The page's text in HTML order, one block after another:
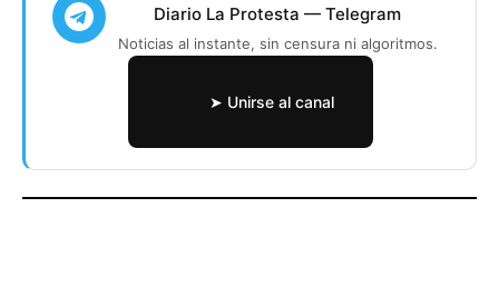
Diario La Protesta — Telegram
Noticias al instante, sin censura ni algoritmos.
➤ Unirse al canal